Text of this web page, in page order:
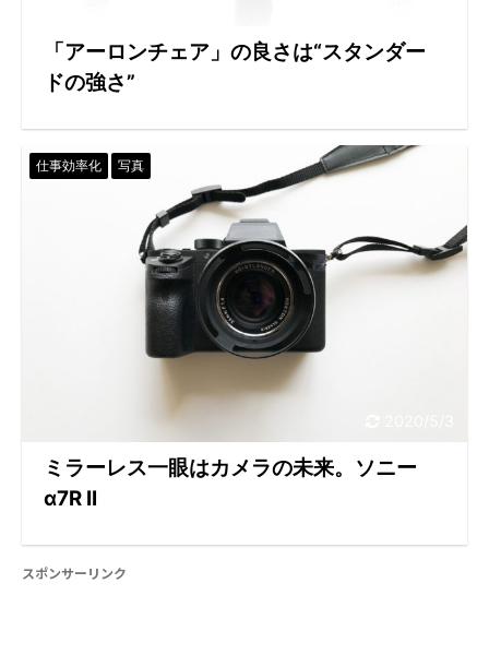
「アーロンチェア」の良さは“スタンダー
ドの強さ”
仕事効率化 写真
ミラーレス一眼はカメラの未来。ソニー
α7R II
スポンサーリンク